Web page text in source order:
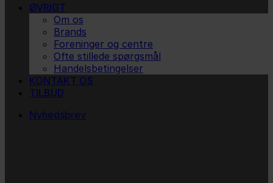
ØVRIGT
Om os
Brands
Foreninger og centre
Ofte stillede spørgsmål
Handelsbetingelser
KONTAKT OS
TILBUD
Nyhedsbrev